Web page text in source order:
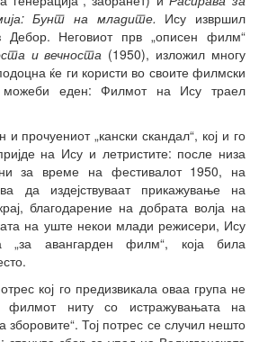
Бунт на младите. Ису извршил
Дебор. Неговиот прв „описен филм“
и вечноста (1950), изложил многу
ќе ги користи во своите филмски
можеби еден: Филмот на Ису траел
прочуениот „кански скандал“, кој и го
на Ису и летристите: после низа
за време на фестивалот 1950, на
да издејствуваат прикажување на
благодарение на добрата волја на
на уште некои млади режисери, Ису
„за авангарден филм“, која била
кој го предизвикала оваа група не
ниту со истражувањата на
зборовите“. Тој потрес се случил нешто